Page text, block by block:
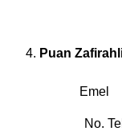
Puan
No. Tel :